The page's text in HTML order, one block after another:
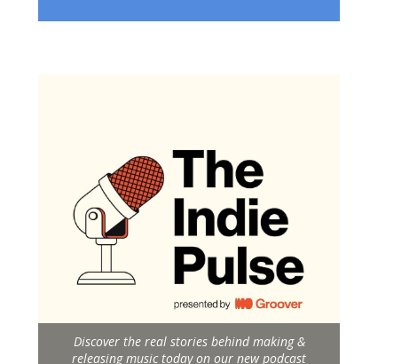
Discover the real stories behind making &
releasing music today on our new podcast